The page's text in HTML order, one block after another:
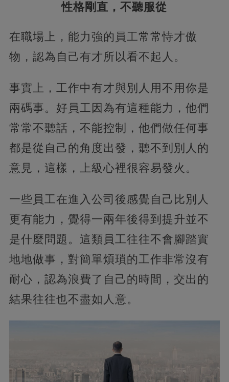
性格剛直，不聽服從
在職場上，能力強的員工常常恃才傲
物，認為自己有才所以看不起人。
事實上，工作中有才與別人用不用你是
兩碼事。好員工因為有這種能力，他們
常常不聽話，不能控制，他們做任何事
都是從自己的角度出發，聽不到別人的
意見，這樣，上級心裡很容易發火。
一些員工在進入公司後感覺自己比別人
更有能力，覺得一兩年後得到提升並不
是什麼問題。這類員工往往不會腳踏實
地地做事，對簡單煩瑣的工作非常沒有
耐心，認為浪費了自己的時間，交出的
結果往往也不盡如人意。